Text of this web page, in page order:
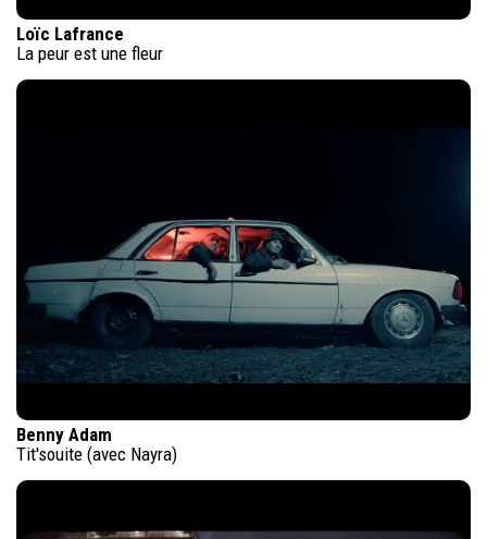
Loïc Lafrance
La peur est une fleur
Benny Adam
Tit'souite (avec Nayra)